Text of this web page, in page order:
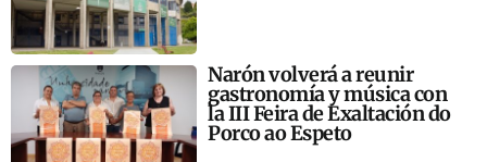
Narón volverá a reunir
gastronomía y música con
la III Feira de Exaltación do
Porco ao Espeto